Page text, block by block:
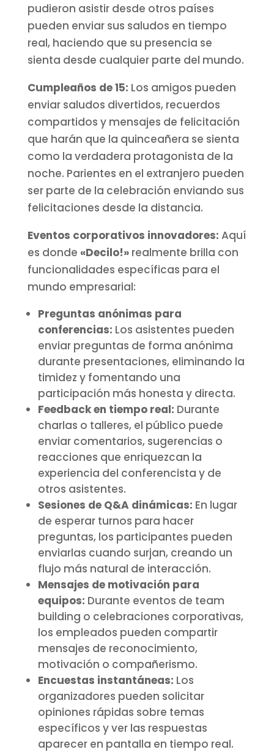
pudieron asistir desde otros países
pueden enviar sus saludos en tiempo
real, haciendo que su presencia se
sienta desde cualquier parte del mundo.
Cumpleaños de 15: Los amigos pueden
enviar saludos divertidos, recuerdos
compartidos y mensajes de felicitación
que harán que la quinceañera se sienta
como la verdadera protagonista de la
noche. Parientes en el extranjero pueden
ser parte de la celebración enviando sus
felicitaciones desde la distancia.
Eventos corporativos innovadores: Aquí
es donde «Decilo!»realmente brilla con
funcionalidades específicas para el
mundo empresarial:
Preguntas anónimas para
conferencias: Los asistentes pueden
enviar preguntas de forma anónima
durante presentaciones, eliminando la
timidez y fomentando una
participación más honesta y directa.
Feedback en tiempo real: Durante
charlas o talleres, el público puede
enviar comentarios, sugerencias o
reacciones que enriquezcan la
experiencia del conferencista y de
otros asistentes.
Sesiones de Q&A dinámicas: En lugar
de esperar turnos para hacer
preguntas, los participantes pueden
enviarlas cuando surjan, creando un
flujo más natural de interacción.
Mensajes de motivación para
equipos: Durante eventos de team
building o celebraciones corporativas,
los empleados pueden compartir
mensajes de reconocimiento,
motivación o compañerismo.
Encuestas instantáneas: Los
organizadores pueden solicitar
opiniones rápidas sobre temas
específicos y ver las respuestas
aparecer en pantalla en tiempo real.